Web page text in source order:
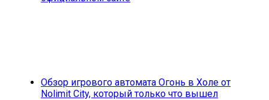
Обзор игрового автомата Огонь в Холе от
Nolimit City, который только что вышел